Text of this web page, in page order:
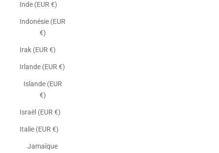
Inde (EUR €)
Indonésie (EUR
€)
Irak (EUR €)
Irlande (EUR €)
Islande (EUR
€)
Israël (EUR €)
Italie (EUR €)
Jamaïque